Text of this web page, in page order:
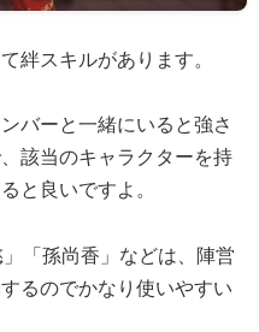
絆スキルがあります。
バーと一緒にいると強さ
該当のキャラクターを持
と良いですよ。
「孫尚香」などは、陣営
るのでかなり使いやすい